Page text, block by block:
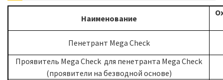
Наименование
Пенетрант Mega Check
Проявитель Mega Check для пенетранта Mega Check
(проявители на безводной основе)